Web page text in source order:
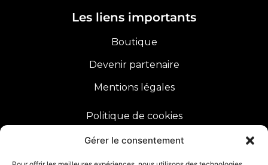
Gérer le consentement
Les liens importants
Boutique
Devenir partenaire
Mentions légales
Politique de cookies
Sitemap